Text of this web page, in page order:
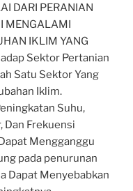
DARI PERANIAN
MENGALAMI
IKLIM YANG
Sektor Pertanian
Satu Sektor Yang
Iklim.
Suhu,
Dan Frekuensi
Mengganggu
pada penurunan
Dapat Menyebabkan